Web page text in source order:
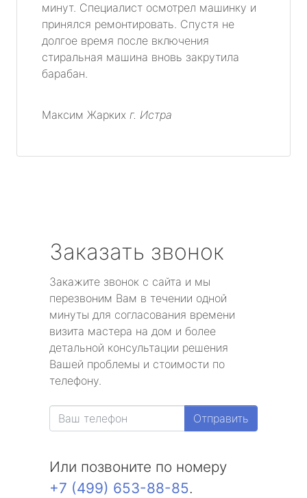
минут. Специалист осмотрел машинку и
принялся ремонтировать. Спустя не
долгое время после включения
стиральная машина вновь закрутила
барабан.
Максим Жарких г. Истра
Заказать звонок
Закажите звонок с сайта и мы
перезвоним Вам в течении одной
минуты для согласования времени
визита мастера на дом и более
детальной консультации решения
Вашей проблемы и стоимости по
телефону.
Отправить
Или позвоните по номеру
+7 (499) 653-88-85.